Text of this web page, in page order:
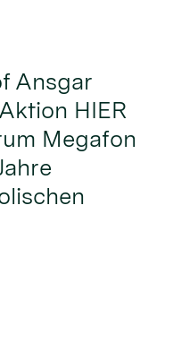
Ansgar
HIER
Megafon